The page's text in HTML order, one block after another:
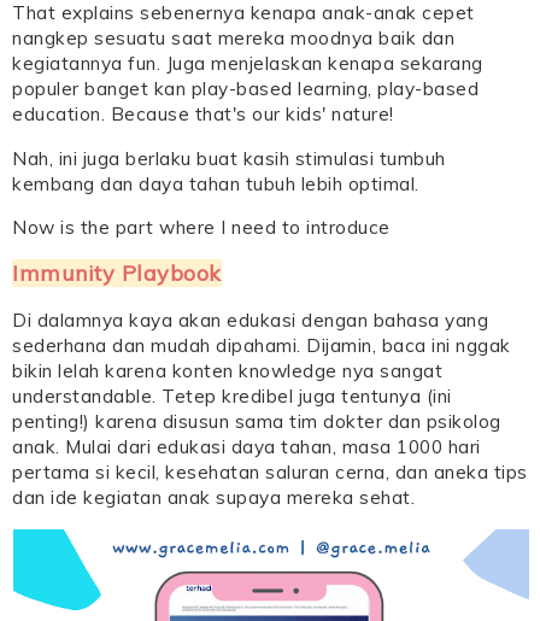
That explains sebenernya kenapa anak-anak cepet
nangkep sesuatu saat mereka moodnya baik dan
kegiatannya fun. Juga menjelaskan kenapa sekarang
populer banget kan play-based learning, play-based
education. Because that's our kids' nature!
Nah, ini juga berlaku buat kasih stimulasi tumbuh
kembang dan daya tahan tubuh lebih optimal.
Now is the part where I need to introduce
Immunity Playbook
Di dalamnya kaya akan edukasi dengan bahasa yang
sederhana dan mudah dipahami. Dijamin, baca ini nggak
bikin lelah karena konten knowledge nya sangat
understandable. Tetep kredibel juga tentunya (ini
penting!) karena disusun sama tim dokter dan psikolog
anak. Mulai dari edukasi daya tahan, masa 1000 hari
pertama si kecil, kesehatan saluran cerna, dan aneka tips
dan ide kegiatan anak supaya mereka sehat.